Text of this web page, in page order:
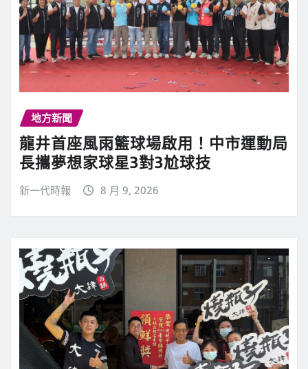
地方新聞
龍井首座風雨籃球場啟用！中市運動局
長攜夢想家球星3對3尬球技
新一代時報 8 月 9, 2026